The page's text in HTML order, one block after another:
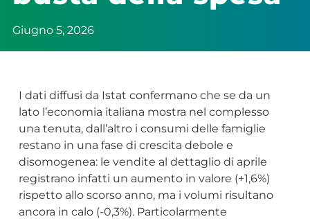
Giugno 5, 2026
I dati diffusi da Istat confermano che se da un
lato l’economia italiana mostra nel complesso
una tenuta, dall’altro i consumi delle famiglie
restano in una fase di crescita debole e
disomogenea: le vendite al dettaglio di aprile
registrano infatti un aumento in valore (+1,6%)
rispetto allo scorso anno, ma i volumi risultano
ancora in calo (-0,3%). Particolarmente